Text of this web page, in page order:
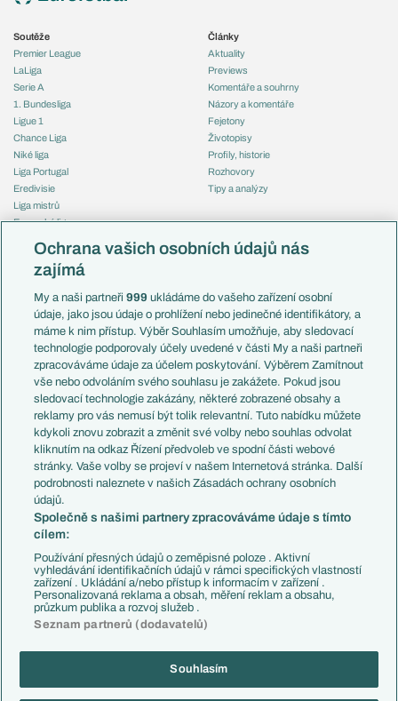
Soutěže
Premier League
LaLiga
Serie A
1. Bundesliga
Ligue 1
Chance Liga
Niké liga
Liga Portugal
Eredivisie
Liga mistrů
Evropská liga
Mistrovství světa
Liga národů
Témata
Představení týmů MS
EuroSkauting
PL v kostce
Evropské koeficienty
Přestupy
Přestupové spekulace
Zranění
Kluby
Arsenal FC
Chelsea FC
Manchester United
AC Milán
Juventus FC
Bayern Mnichov
FC Barcelona
Real Madrid
Články
Aktuality
Previews
Komentáře a souhrny
Názory a komentáře
Fejetony
Životopisy
Profily, historie
Rozhovory
Tipy a analýzy
Česko
Francie
Itálie
Německo
Španělsko
Argentina
Brazílie
Přestupy
Zápasy
Livescore
Tipovací soutěž
Copyright © 2001-2026 EuroFotbal.cz. Využíváme zpravodajství ČTK.
Ochrana vašich osobních údajů nás
zajímá
My a naši partneři999 ukládáme do vašeho zařízení osobní
údaje, jako jsou údaje o prohlížení nebo jedinečné identifikátory, a
máme k nim přístup. Výběr Souhlasím umožňuje, aby sledovací
technologie podporovaly účely uvedené v části My a naši partneři
zpracováváme údaje za účelem poskytování. Výběrem Zamítnout
vše nebo odvoláním svého souhlasu je zakážete. Pokud jsou
sledovací technologie zakázány, některé zobrazené obsahy a
reklamy pro vás nemusí být tolik relevantní. Tuto nabídku můžete
kdykoli znovu zobrazit a změnit své volby nebo souhlas odvolat
kliknutím na odkaz Řízení předvoleb ve spodní části webové
stránky. Vaše volby se projeví v našem Internetová stránka. Další
podrobnosti naleznete v našich Zásadách ochrany osobních
údajů.
Společně s našimi partnery zpracováváme údaje s tímto
cílem:
Používání přesných údajů o zeměpisné poloze . Aktivní
vyhledávání identifikačních údajů v rámci specifických vlastností
zařízení . Ukládání a/nebo přístup k informacím v zařízení .
Personalizovaná reklama a obsah, měření reklam a obsahu,
průzkum publika a rozvoj služeb .
Seznam partnerů (dodavatelů)
Souhlasím